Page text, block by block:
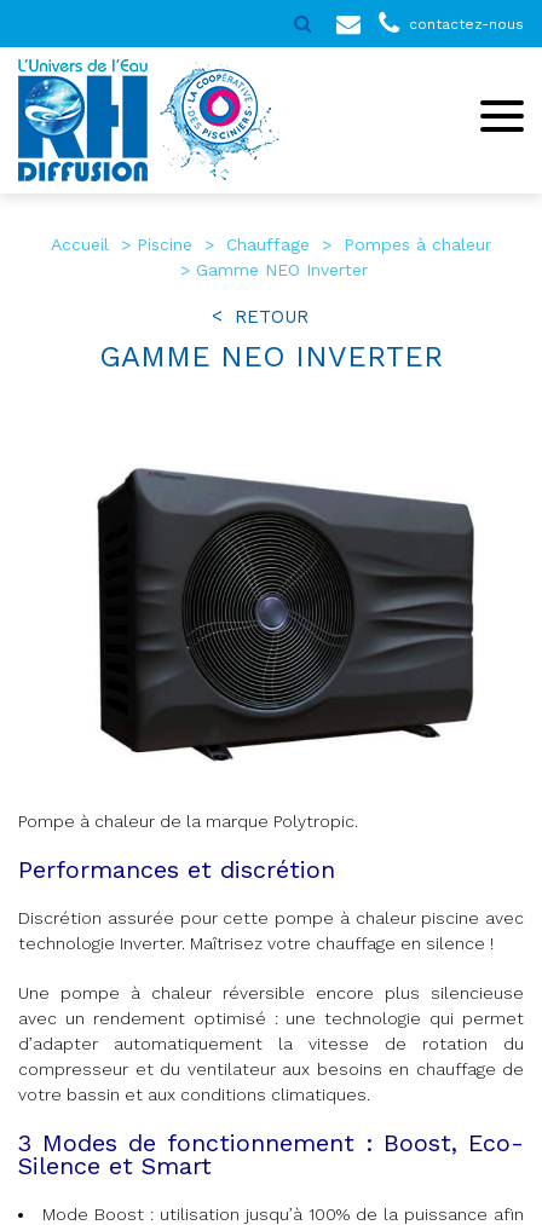
contactez-nous
Accueil Piscine Chauffage
Pompes à chaleur
Gamme NEO Inverter
RETOUR
GAMME NEO INVERTER
Pompe à chaleur de la marque Polytropic.
Performances et discrétion
Discrétion assurée pour cette pompe à chaleur piscine avec
technologie Inverter. Maîtrisez votre chauffage en silence !
Une pompe à chaleur réversible encore plus silencieuse
avec un rendement optimisé : une technologie qui permet
d’adapter automatiquement la vitesse de rotation du
compresseur et du ventilateur aux besoins en chauffage de
votre bassin et aux conditions climatiques.
3 Modes de fonctionnement : Boost, Eco-
Silence et Smart
Mode Boost : utilisation jusqu’à 100% de la puissance afin